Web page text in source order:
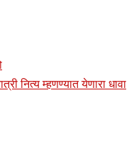
नित्य म्हणण्यात येणारा धावा